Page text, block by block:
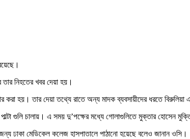
তার নিহতের খবর দেয়া হয়।
হয়। তার দেয়া তথ্যে রাতে অন্য মাদক ব্যবসায়ীদের ধরতে বিরুলিয়া
গুলি চালায়। এ সময় দু’পক্ষের মধ্যে গোলাগুলিতে মুক্তার হোসেন
ঢাকা মেডিকেল কলেজ হাসপাতালে পাঠানো হয়েছে বলেও জানান ওসি।